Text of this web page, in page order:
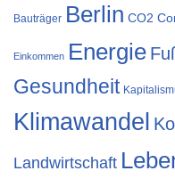
Bauträger Berlin CO2
Einkommen Energie
Gesundheit
Klimawandel
Landwirtschaft